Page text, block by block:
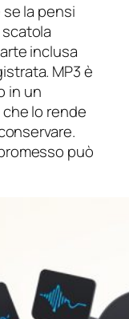
la pensi
scatola
inclusa
MP3 è
in un
lo rende
può